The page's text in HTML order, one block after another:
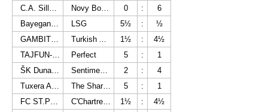
C.A. Silla Integrant Col-lectius
Novy Bor Chess Club 0 :
6
Bayegan Pendik Chess Sports Club
LSG 5½ :
½
GAMBIT ASEE
Turkish Airlines 1½ :
4½
TAJFUN-ŠK Ljubljana
Perfect 5 :
1
ŠK Dunajská Streda
Sentimento Ajka BSK 2 :
4
Tuxera Aquaprofit Nagykanizsai Sakk Klub
The Sharks 5 :
1
FC ST.Pauli 1910 eV Sabt
C'Chartres Echecs 1½ :
4½